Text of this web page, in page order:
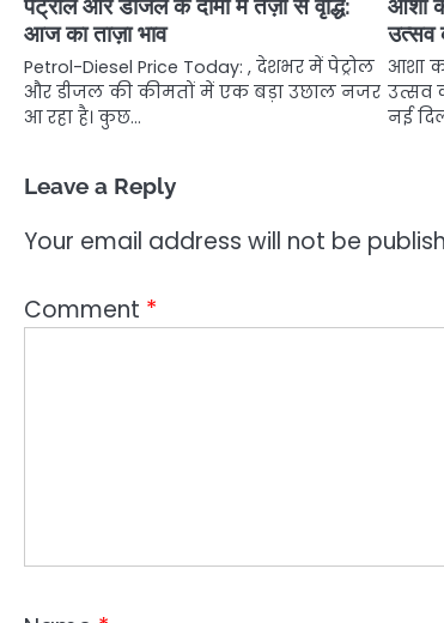
पेट्रोल और डीजल के दामों में तेज़ी से वृद्धि:
आज का ताज़ा भाव
Petrol-Diesel Price Today: , देशभर में पेट्रोल
और डीजल की कीमतों में एक बड़ा उछाल नजर
आ रहा है। कुछ…
आशा
उत्सव
आशा
उत्सव
नई
Leave a Reply
Your email address will not be
Comment *